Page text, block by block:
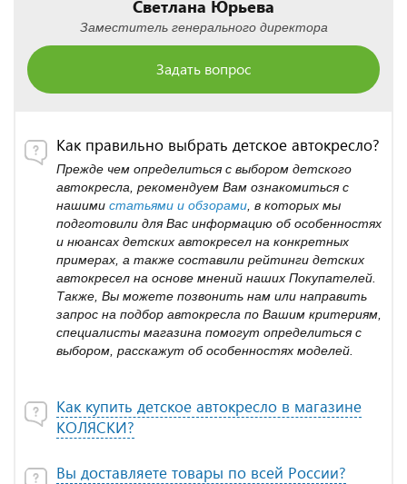
Светлана Юрьева
Заместитель генерального директора
Задать вопрос
Как правильно выбрать детское автокресло?
Прежде чем определиться с выбором детского
автокресла, рекомендуем Вам ознакомиться с
нашими статьями и обзорами , в которых мы
подготовили для Вас информацию об особенностях
и нюансах детских автокресел на конкретных
примерах, а также составили рейтинги детских
автокресел на основе мнений наших Покупателей.
Также, Вы можете позвонить нам или направить
запрос на подбор автокресла по Вашим критериям,
специалисты магазина помогут определиться с
выбором, расскажут об особенностях моделей.
Как купить детское автокресло в магазине
КОЛЯСКИ?
Вы доставляете товары по всей России?